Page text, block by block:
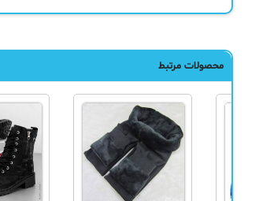
محصولات مرتبط